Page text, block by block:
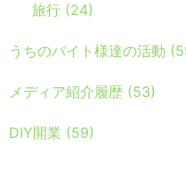
旅行 (24)
うちのバイト様達の活動
メディア紹介履歴 (53)
DIY開業 (59)